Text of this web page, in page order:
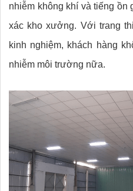
nhiễm không khí và tiếng ồn
xác kho xưởng. Với trang
kinh nghiệm, khách hàng
nhiễm môi trường nữa.